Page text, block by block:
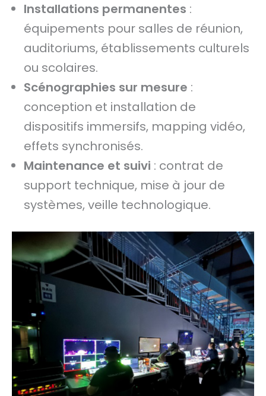
Installations permanentes :
équipements pour salles de réunion,
auditoriums, établissements culturels
ou scolaires.
Scénographies sur mesure :
conception et installation de
dispositifs immersifs, mapping vidéo,
effets synchronisés.
Maintenance et suivi : contrat de
support technique, mise à jour de
systèmes, veille technologique.